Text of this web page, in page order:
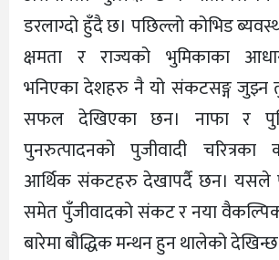
डरलाग्दो हुँदै छ। पछिल्लो कोभिड
क्षमता र राज्यको भुमिकाका
भनिएका देशहरु नै यो संकटसङ्ग जुझ्न
सफल देखिएका छन। नाफा र
पुनरुत्पादनको पुजीवादी
आर्थिक संकटहरु देखापर्दै छन। यसले
समेत पुँजीवादको संकट र नया वैकल्पिक
बारेमा बौद्धिक मन्थन हुन थालेको